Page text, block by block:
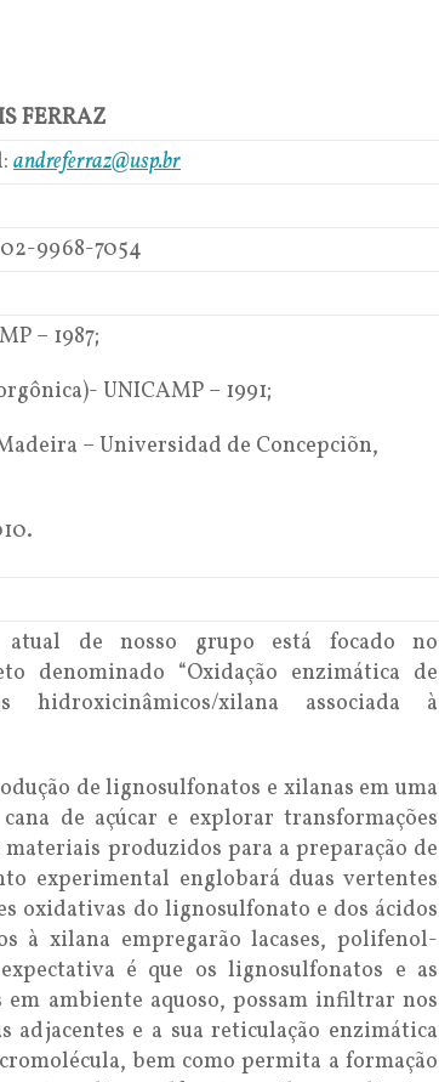
FERRAZ
andreferraz@usp.br
9968-7054
– 1987;
UNICAMP – 1991;
– Universidad de Concepciõn,
de nosso grupo está focado no
denominado “Oxidação enzimática de
hidroxicinâmicos/xilana associada à
de lignosulfonatos e xilanas em uma
de açúcar e explorar transformações
produzidos para a preparação de
experimental englobará duas vertentes
oxidativas do lignosulfonato e dos ácidos
à xilana empregarão lacases, polifenol-
é que os lignosulfonatos e as
ambiente aquoso, possam infiltrar nos
adjacentes e a sua reticulação enzimática
bem como permita a formação